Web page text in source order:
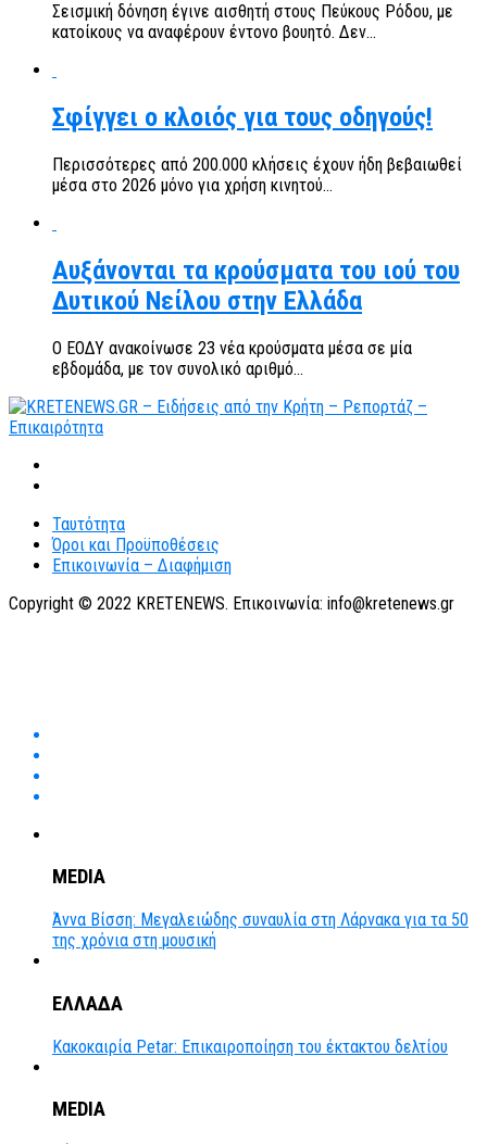
Σεισμική δόνηση έγινε αισθητή στους Πεύκους Ρόδου, με
κατοίκους να αναφέρουν έντονο βουητό. Δεν...
Σφίγγει ο κλοιός για τους οδηγούς!
Περισσότερες από 200.000 κλήσεις έχουν ήδη βεβαιωθεί
μέσα στο 2026 μόνο για χρήση κινητού...
Αυξάνονται τα κρούσματα του ιού του
Δυτικού Νείλου στην Ελλάδα
Ο ΕΟΔΥ ανακοίνωσε 23 νέα κρούσματα μέσα σε μία
εβδομάδα, με τον συνολικό αριθμό...
Ταυτότητα
Όροι και Προϋποθέσεις
Επικοινωνία – Διαφήμιση
Copyright © 2022 KRETENEWS. Επικοινωνία: info@kretenews.gr
MEDIA
Άννα Βίσση: Μεγαλειώδης συναυλία στη Λάρνακα για τα 50
της χρόνια στη μουσική
ΕΛΛΑΔΑ
Κακοκαιρία Petar: Επικαιροποίηση του έκτακτου δελτίου
MEDIA